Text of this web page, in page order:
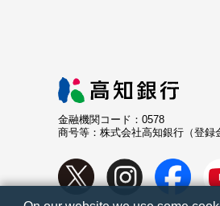
金融機関コード：0578
商号等：株式会社高知銀行（登録